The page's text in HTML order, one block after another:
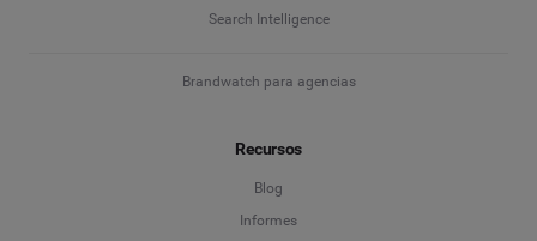
Search Intelligence
Brandwatch para agencias
Recursos
Blog
Informes